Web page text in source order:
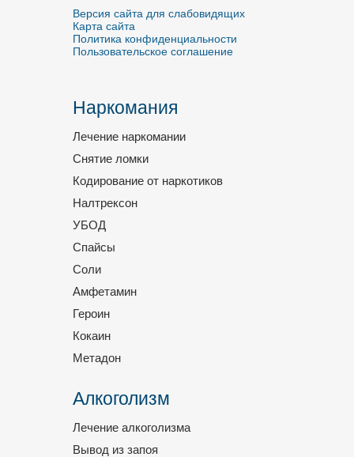
Версия сайта для слабовидящих
Карта сайта
Политика конфиденциальности
Пользовательское соглашение
Наркомания
Лечение наркомании
Снятие ломки
Кодирование от наркотиков
Налтрексон
УБОД
Спайсы
Соли
Амфетамин
Героин
Кокаин
Метадон
Алкоголизм
Лечение алкоголизма
Вывод из запоя